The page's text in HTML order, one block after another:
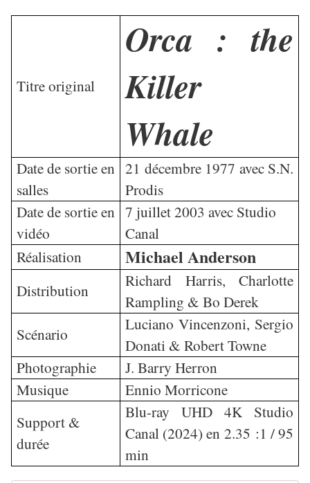
Titre original
Orca : the
Killer
Whale
Date de sortie en
salles
21 décembre 1977 avec S.N.
Prodis
Date de sortie en
vidéo
7 juillet 2003 avec Studio
Canal
Réalisation
Michael Anderson
Distribution
Richard Harris, Charlotte
Rampling & Bo Derek
Scénario
Luciano Vincenzoni, Sergio
Donati & Robert Towne
Photographie
J. Barry Herron
Musique
Ennio Morricone
Support &
durée
Blu-ray UHD 4K Studio
Canal (2024) en 2.35 :1 / 95
min